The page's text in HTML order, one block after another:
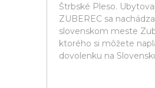
Štrbské Pleso.
ZUBEREC sa
slovenskom meste
ktorého si môžete
dovolenku na